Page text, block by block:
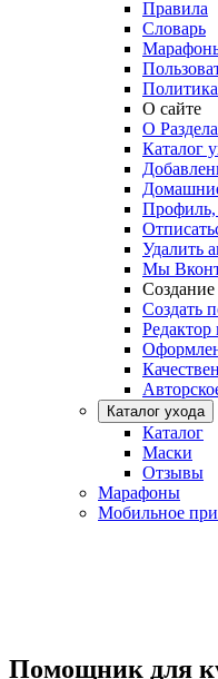
Правила
Словарь
О сайте
О
Каталог
Профиль,
Удалить
Мы
Создание
Создать
Редактор
Каталог ухода
Каталог
Маски
Отзывы
Марафоны
Мобильное
Помощник для